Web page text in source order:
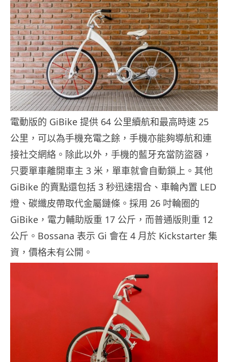
電動版的 GiBike 提供 64 公里續航和最高時速 25
公里，可以為手機充電之餘，手機亦能夠導航和連
接社交網絡。除此以外，手機的藍牙充當防盜器，
只要單車離開車主 3 米，單車就會自動鎖上。其他
GiBike 的賣點還包括 3 秒迅速摺合、車輪內置 LED
燈、碳纖皮帶取代金屬鏈條。採用 26 吋輪圈的
GiBike，電力輔助版重 17 公斤，而普通版則重 12
公斤。Bossana 表示 Gi 會在 4 月於 Kickstarter 集
資，價格未有公開。